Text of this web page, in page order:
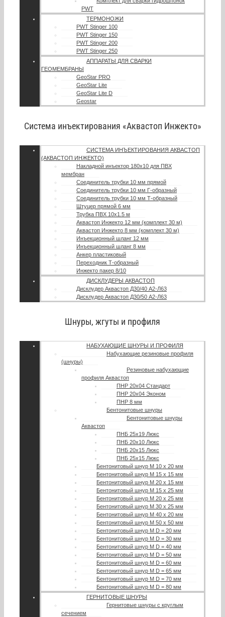
PWT
ТЕРМОНОЖИ
PWT Stinger 100
PWT Stinger 150
PWT Stinger 200
PWT Stinger 250
АППАРАТЫ ДЛЯ СВАРКИ
ГЕОМЕМБРАНЫ
GeoStar PRO
GeoStar Lite
GeoStar Lite D
Geostar
Система инъектирования «Аквастоп Инжекто»
СИСТЕМА ИНЪЕКТИРОВАНИЯ АКВАСТОП
(АКВАСТОП ИНЖЕКТО)
Накладной инъектор 180х10 для ПВХ
мембран
Соединитель трубки 10 мм прямой
Соединитель трубки 10 мм Г-образный
Соединитель трубки 10 мм Т-образный
Штуцер прямой 6 мм
Трубка ПВХ 10х1.5 м
Аквастоп Инжекто 12 мм (комплект 30 м)
Аквастоп Инжекто 8 мм (комплект 30 м)
Инъекционный шланг 12 мм
Инъекционный шланг 8 мм
Анкер пластиковый
Переходник Т-образный
Инжекто пакер 8/10
ДИСКЛУДЕРЫ АКВАСТОП
Дисклудер Аквастоп Д30/40 А2-Л63
Дисклудер Аквастоп Д30/50 А2-Л63
Шнуры, жгуты и профиля
НАБУХАЮЩИЕ ШНУРЫ И ПРОФИЛЯ
Набухающие резиновые профиля
(шнуры)
Резиновые набухающие
профиля Аквастоп
ПНР 20х04 Стандарт
ПНР 20х04 Эконом
ПНР 8 мм
Бентонитовые шнуры
Бентонитовые шнуры
Аквастоп
ПНБ 25х19 Люкс
ПНБ 20х10 Люкс
ПНБ 20х15 Люкс
ПНБ 25х15 Люкс
Бентонитовый шнур М 10 х 20 мм
Бентонитовый шнур М 15 х 15 мм
Бентонитовый шнур М 20 х 15 мм
Бентонитовый шнур М 15 х 25 мм
Бентонитовый шнур М 20 х 25 мм
Бентонитовый шнур М 30 х 25 мм
Бентонитовый шнур М 40 х 20 мм
Бентонитовый шнур М 50 х 50 мм
Бентонитовый шнур М D = 20 мм
Бентонитовый шнур М D = 30 мм
Бентонитовый шнур М D = 40 мм
Бентонитовый шнур М D = 50 мм
Бентонитовый шнур М D = 60 мм
Бентонитовый шнур М D = 65 мм
Бентонитовый шнур М D = 70 мм
Бентонитовый шнур М D = 80 мм
ГЕРНИТОВЫЕ ШНУРЫ
Гернитовые шнуры с круглым
сечением